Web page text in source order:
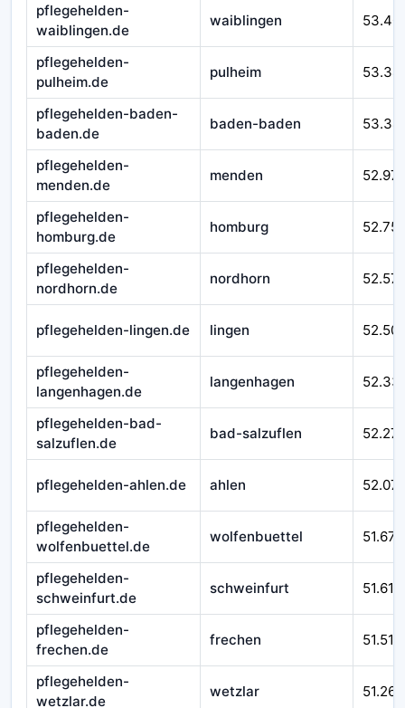
pflegehelden-
waiblingen.de
waiblingen
pflegehelden-
pulheim.de
pulheim
pflegehelden-baden-
baden.de
baden-baden
pflegehelden-
menden.de
menden
pflegehelden-
homburg.de
homburg
pflegehelden-
nordhorn.de
nordhorn
pflegehelden-lingen.de lingen
pflegehelden-
langenhagen.de
langenhagen
pflegehelden-bad-
salzuflen.de
bad-salzuflen
pflegehelden-ahlen.de ahlen
pflegehelden-
wolfenbuettel.de
wolfenbuettel 51.670
pflegehelden-
schweinfurt.de
schweinfurt 51.610
pflegehelden-
frechen.de
frechen 51.510
pflegehelden-
wetzlar.de
wetzlar 51.262